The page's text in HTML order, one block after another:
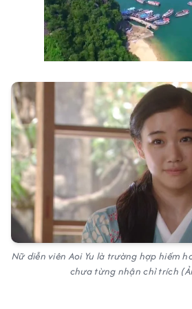
Nữ diễn viên Aoi Yu là trường hợp hiếm
chưa từng nhận chỉ trích